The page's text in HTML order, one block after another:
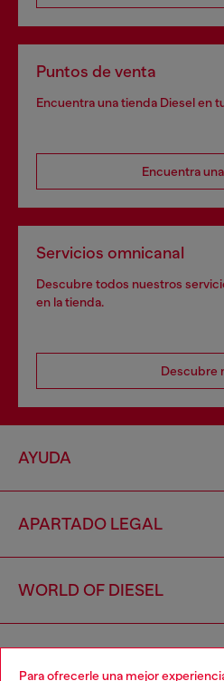
Para ofrecerle una mejor
Puntos de venta
Encuentra una tienda Diesel en
Encuentra
Servicios omnicanal
Descubre todos nuestros
en la tienda.
Descubre
AYUDA
APARTADO LEGAL
WORLD OF DIESEL